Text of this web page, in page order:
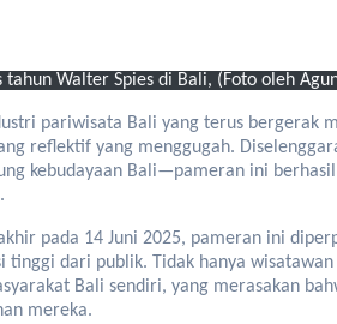
tahun Walter Spies di Bali, (Foto oleh
reflektif yang menggugah.
kebudayaan Bali—pameran ini
pada 14 Juni 2025, pameran ini
tinggi dari publik. Tidak hanya
Bali sendiri, yang merasakan
mereka.